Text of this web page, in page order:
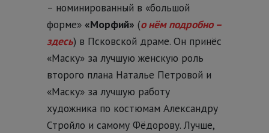
– номинированный в «большой
форме» «Морфий» (о нём подробно –
здесь) в Псковской драме. Он принёс
«Маску» за лучшую женскую роль
второго плана Наталье Петровой и
«Маску» за лучшую работу
художника по костюмам Александру
Стройло и самому Фёдорову. Лучше,